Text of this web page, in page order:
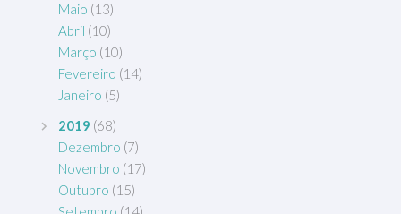
Maio (13)
Abril (10)
Março (10)
Fevereiro (14)
Janeiro (5)
2019 (68)
Dezembro (7)
Novembro (17)
Outubro (15)